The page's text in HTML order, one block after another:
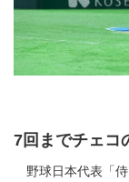
7回までチェコ
野球日本代表「侍